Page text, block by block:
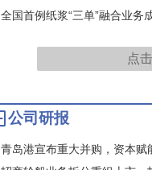
全国首例纸浆“三单”融合业务
点
公司研报
青岛港宣布重大并购，资本赋